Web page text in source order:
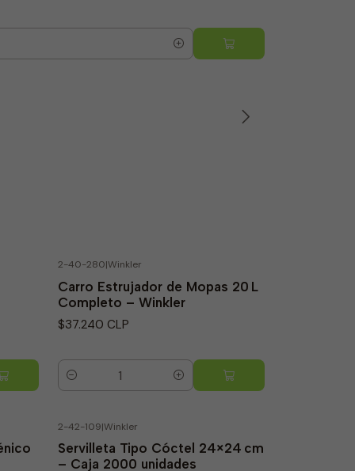
2-40-280|Winkler
Carro Estrujador de Mopas 20 L
Completo – Winkler
$37.240 CLP
Quantity
2-42-109|Winkler
Servilleta Tipo Cóctel 24×24 cm
– Caja 2000 unidades